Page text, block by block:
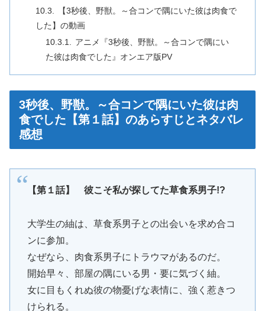
【3秒後、野獣。～合コンで隅にいた彼は肉食で
した】の動画
アニメ『3秒後、野獣。～合コンで隅にい
た彼は肉食でした』オンエア版PV
3秒後、野獣。～合コンで隅にいた彼は肉
食でした【第１話】のあらすじとネタバレ
感想
【第１話】 彼こそ私が探してた草食系男子!?
大学生の紬は、草食系男子との出会いを求め合コ
ンに参加。
なぜなら、肉食系男子にトラウマがあるのだ。
開始早々、部屋の隅にいる男・要に気づく紬。
女に目もくれぬ彼の物憂げな表情に、強く惹きつ
けられる。